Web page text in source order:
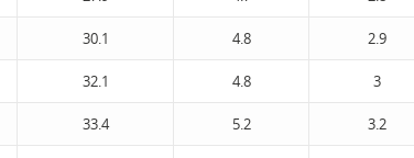
30.1 4.8 2.9
32.1 4.8 3
33.4 5.2 3.2